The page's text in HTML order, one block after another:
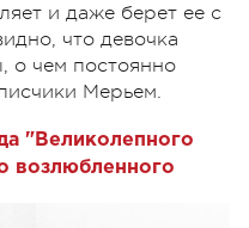
и даже берет ее с
что девочка
о чем постоянно
Мерьем.
"Великолепного
возлюбленного